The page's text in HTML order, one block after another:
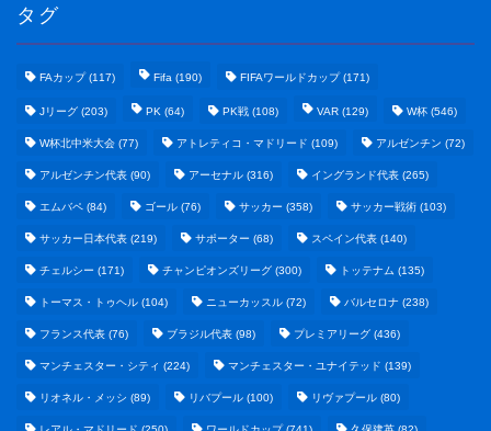
タグ
FAカップ(117) Fifa (190) FIFAワールドカップ(171)
Jリーグ (203) PK (64) PK戦 (108) VAR (129) W杯 (546)
W杯北中米大会 (77) アトレティコ・マドリード (109) アルゼンチン (72)
アルゼンチン代表 (90) アーセナル (316) イングランド代表 (265)
エムバペ (84) ゴール (76) サッカー (358) サッカー戦術 (103)
サッカー日本代表 (219) サポーター (68) スペイン代表 (140)
チェルシー (171) チャンピオンズリーグ (300) トッテナム (135)
トーマス・トゥヘル (104) ニューカッスル (72) バルセロナ (238)
フランス代表 (76) ブラジル代表 (98) プレミアリーグ (436)
マンチェスター・シティ (224) マンチェスター・ユナイテッド (139)
リオネル・メッシ (89) リバプール (100) リヴァプール (80)
テクノロジーまとめ